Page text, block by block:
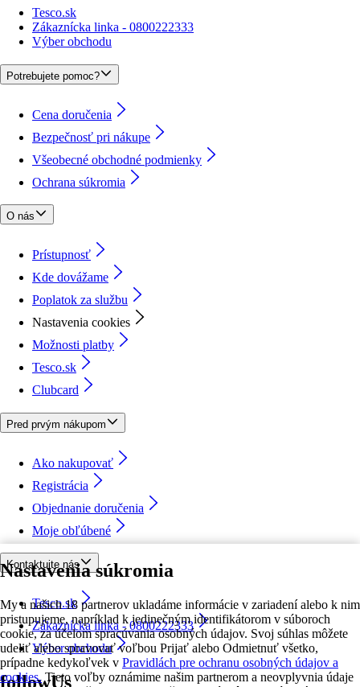
Nastavenia súkromia
My a našich 18 partnerov ukladáme informácie v zariadení alebo k nim
pristupujeme, napríklad k jedinečným identifikátorom v súboroch
cookie, za účelom spracúvania osobných údajov. Svoj súhlas môžete
udeliť alebo spravovať voľbou Prijať alebo Odmietnuť všetko,
prípadne kedykoľvek v Pravidlách pre ochranu osobných údajov a
cookies. Tieto voľby oznámime našim partnerom a neovplyvnia údaje
Tesco.sk
Zákaznícka linka - 0800222333
Výber obchodu
Potrebujete pomoc?
Cena doručenia
Bezpečnosť pri nákupe
Všeobecné obchodné podmienky
Ochrana súkromia
O nás
Prístupnosť
Kde dovážame
Poplatok za službu
Nastavenia cookies
Možnosti platby
Tesco.sk
Clubcard
Pred prvým nákupom
Ako nakupovať
Registrácia
Objednanie doručenia
Moje obľúbené
Kontaktujte nás
Tesco.sk
Zákaznícka linka - 0800222333
Výber obchodu
followUs